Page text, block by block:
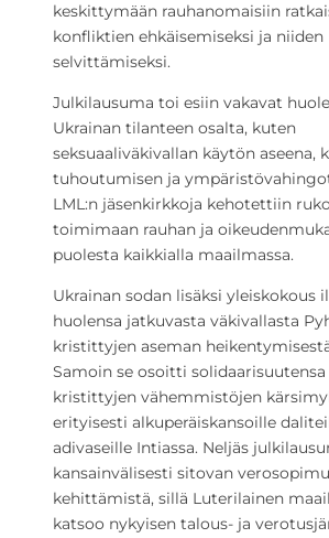
keskittymään rauhanomaisiin
konfliktien ehkäisemiseksi ja niiden
selvittämiseksi.
Julkilausuma toi esiin vakavat
Ukrainan tilanteen osalta, kuten
seksuaaliväkivallan käytön aseena,
tuhoutumisen ja
LML:n jäsenkirkkoja kehotettiin
toimimaan rauhan ja
puolesta kaikkialla maailmassa.
Ukrainan sodan lisäksi yleiskokous
huolensa jatkuvasta väkivallasta
kristittyjen aseman
Samoin se osoitti solidaarisuutensa
kristittyjen vähemmistöjen
erityisesti alkuperäiskansoille
adivaseille Intiassa. Neljäs
kansainvälisesti sitovan
kehittämistä, sillä Luterilainen
katsoo nykyisen talous- ja